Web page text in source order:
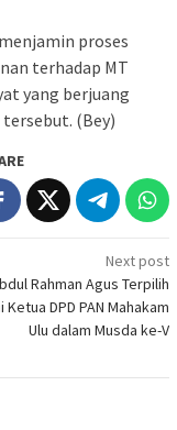
proses
terhadap MT
yang berjuang
(Bey)
Next post
Rahman Agus Terpilih
DPD PAN Mahakam
Ulu dalam Musda ke-V